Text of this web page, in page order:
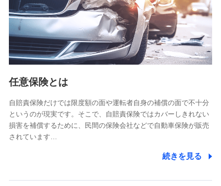
基本情報
氏名、電話番号、メールアドレス、お客さまの識別子、
属性、連絡先、dポイントサービスのご利用に関する情
報。例として、dポイントカード番号、性別、年齢、家族
構成、住所、dポイント残高、dポイント利用履歴などが
含まれます。
当社又は株式会社NTTドコモが提供する各種サービスな
又は株式会社NTTドコモが提供する各種サービスのご契
約状態・ご利用履歴インターネット利用時の行動に関す
る情報、アプリケーション利用時の行動に関する情報、
購入されたサービスや商品の名称・購入場所・決済に関
する情報、アンケートの回答に関する情報などが含まれ
任意保険とは
自賠責保険だけでは限度額の面や運転者自身の補償の面で不十分
というのが現実です。そこで、自賠責保険ではカバーしきれない
損害を補償するために、民間の保険会社などで自動車保険が販売
されています…
続きを見る